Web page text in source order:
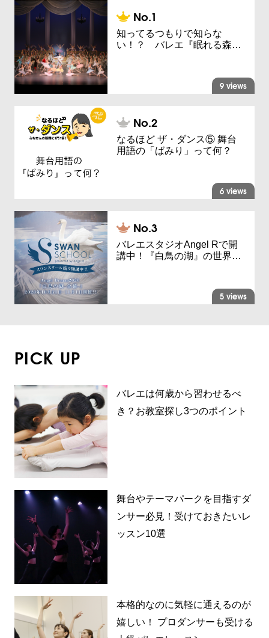
知ってるつもりで知らな
い！？ バレエ『眠れる森…
9 views
なるほど ザ・ダンス⑤ 舞台
用語の「ばみり」って何？
6 views
バレエスタジオAngel Rで開
講中！『白鳥の湖』の世界…
5 views
PICK UP
バレエは何歳から習わせるべ
き？お教室探し3つのポイント
舞台やテーマパークを目指すダ
ンサー必見！受けておきたいレ
ッスン10選
本格的なのに気軽に通えるのが
嬉しい！ プロダンサーも受ける